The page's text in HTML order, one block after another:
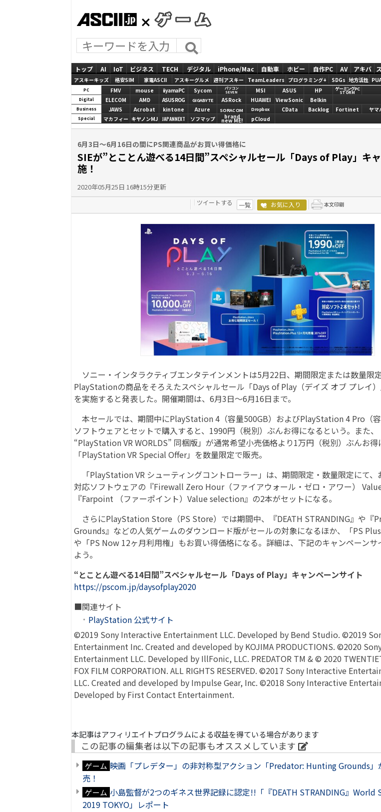
トップ AI IoT ビジネス TECH デジタル iPhone/Mac 自動車 ホビー 自作PC AV アキバ
アスキーキッズ 格安SIM 家電ASCII アスキーグルメ 週刊アスキー TeamLeaders プログラミング+ SDGs 地方活性
PC FMV mouse iiyamaPC Sycom
パソコン
SEVEN
MSI ASUS HP ゲーミングPC
STORM
Digital ELECOM AMD ASUS ROG GIGABYTE ASRock HUAWEI ViewSonic Belkin
Business JAWS Acrobat kintone Azure SORACOM Dropbox CData Backlog Fortinet ヤマ
Special マカフィー キヤノンMJ JAPANNEXT ソフマップ brand
new ME! pCloud
6月3日～6月16日の間にPS関連商品がお買い得価格に
SIEが”とことん遊べる14日間”スペシャルセール「Days of Play」キ
施！
2020年05月25日 16時15分更新
ツイートする 一覧 お気に入り
ソニー・インタラクティブエンタテインメントは5月22日、期間限定または数量限
PlayStationの商品をそろえたスペシャルセール「Days of Play（デイズ オブ プレイ
を実施すると発表した。開催期間は、6月3日～6月16日まで。
本セールでは、期間中にPlayStation 4（容量500GB）およびPlayStation 4 Pro（
ソフトウェアとセットで購入すると、1990円（税別）ぶんお得になるという。また
“PlayStation VR WORLDS” 同梱版」が通常希望小売価格より1万円（税別）ぶんお得
「PlayStation VR Special Offer」を数量限定で販売。
「PlayStation VR シューティングコントローラー」は、期間限定・数量限定にて、
対応ソフトウェアの『Firewall Zero Hour（ファイアウォール・ゼロ・アワー）
『Farpoint （ファーポイント）Value selection』の2本がセットになる。
さらにPlayStation Store（PS Store）では期間中、『DEATH STRANDING』や『
Grounds』などの人気ゲームのダウンロード版がセールの対象になるほか、「PS Plus
や「PS Now 12ヶ月利用権」もお買い得価格になる。詳細は、下記のキャンペーンサ
よう。
“とことん遊べる14日間”スペシャルセール「Days of Play」キャンペーンサイト
https://pscom.jp/daysofplay2020
■関連サイト
PlayStation 公式サイト
©2019 Sony Interactive Entertainment LLC. Developed by Bend Studio. ©2019
Entertainment Inc. Created and developed by KOJIMA PRODUCTIONS. ©2020
Entertainment LLC. Developed by IllFonic, LLC. PREDATOR TM & © 2020
FOX FILM CORPORATION. ALL RIGHTS RESERVED. ©2017 Sony Interactive
LLC. Created and developed by Impulse Gear, Inc. ©2018 Sony Interactive
Developed by First Contact Entertainment.
本記事はアフィリエイトプログラムによる収益を得ている場合があります
この記事の編集者は以下の記事もオススメしています
ゲーム 映画「プレデター」の非対称型アクション「Predator: Hunting Grounds」
売！
ゲーム 小島監督が2つのギネス世界記録に認定!!「『DEATH STRANDING』World
2019 TOKYO」レポート